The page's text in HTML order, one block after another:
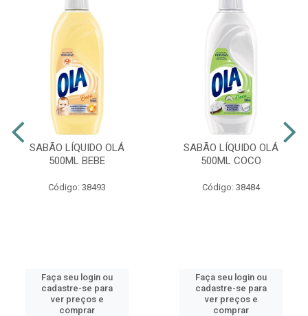
SABÃO LÍQUIDO OLÁ
500ML BEBE
Código: 38493
Faça seu login ou
cadastre-se para
ver preços e
comprar
SABÃO LÍQUIDO OLÁ
500ML COCO
Código: 38484
Faça seu login ou
cadastre-se para
ver preços e
comprar